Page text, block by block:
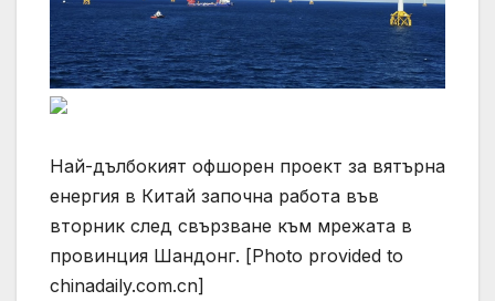
Най-дълбокият офшорен проект за вятърна
енергия в Китай започна работа във
вторник след свързване към мрежата в
провинция Шандонг. [Photo provided to
chinadaily.com.cn]